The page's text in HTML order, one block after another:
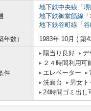
地下鉄中央線 「
地下鉄御堂筋線 「
地下鉄谷町線 「 谷
年数）
1983年 10月 ( 築
件
陽当り良好 デ
２４時間利用可
エレベーター
洗面台
男女ト
24時間ゴミ出し